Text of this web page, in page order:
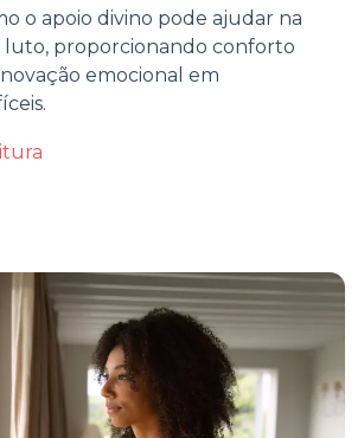
o apoio divino pode ajudar na
luto, proporcionando conforto
emocional em